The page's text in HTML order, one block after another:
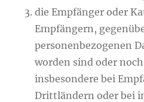
die Empfänger oder
Empfängern,
personenbezogenen
worden sind oder
insbesondere bei
Drittländern oder bei